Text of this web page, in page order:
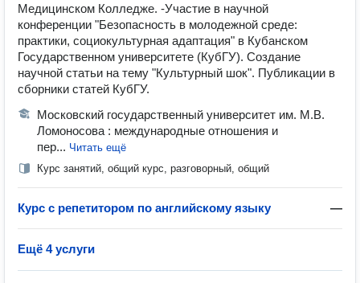
Медицинском Колледже. -Участие в научной
конференции "Безопасность в молодежной среде:
практики, социокультурная адаптация" в Кубанском
Государственном университете (КубГУ). Создание
научной статьи на тему "Культурный шок". Публикации в
сборники статей КубГУ.
Московский государственный университет им. М.В.
Ломоносова : международные отношения и
пер... Читать ещё
Курс занятий, общий курс, разговорный, общий
Курс с репетитором по английскому языку —
Ещё 4 услуги